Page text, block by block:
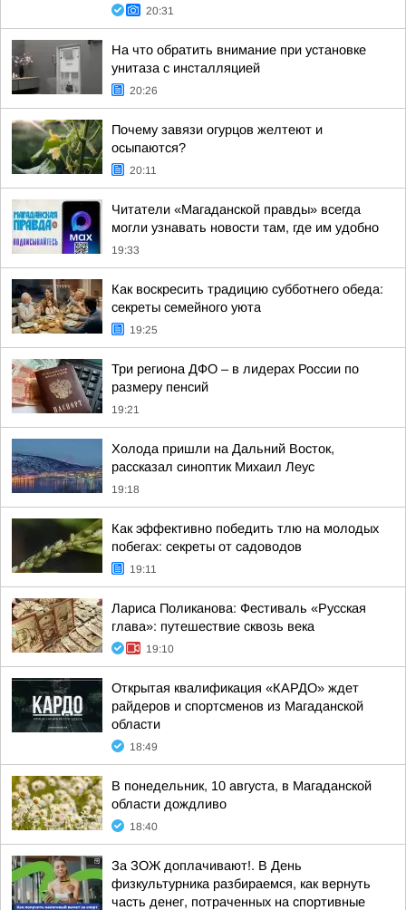
20:31
На что обратить внимание при установке
унитаза с инсталляцией
20:26
Почему завязи огурцов желтеют и
осыпаются?
20:11
Читатели «Магаданской правды» всегда
могли узнавать новости там, где им удобно
19:33
Как воскресить традицию субботнего обеда:
секреты семейного уюта
19:25
Три региона ДФО – в лидерах России по
размеру пенсий
19:21
Холода пришли на Дальний Восток,
рассказал синоптик Михаил Леус
19:18
Как эффективно победить тлю на молодых
побегах: секреты от садоводов
19:11
Лариса Поликанова: Фестиваль «Русская
глава»: путешествие сквозь века
19:10
Открытая квалификация «КАРДО» ждет
райдеров и спортсменов из Магаданской
области
18:49
В понедельник, 10 августа, в Магаданской
области дождливо
18:40
За ЗОЖ доплачивают!. В День
физкультурника разбираемся, как вернуть
часть денег, потраченных на спортивные